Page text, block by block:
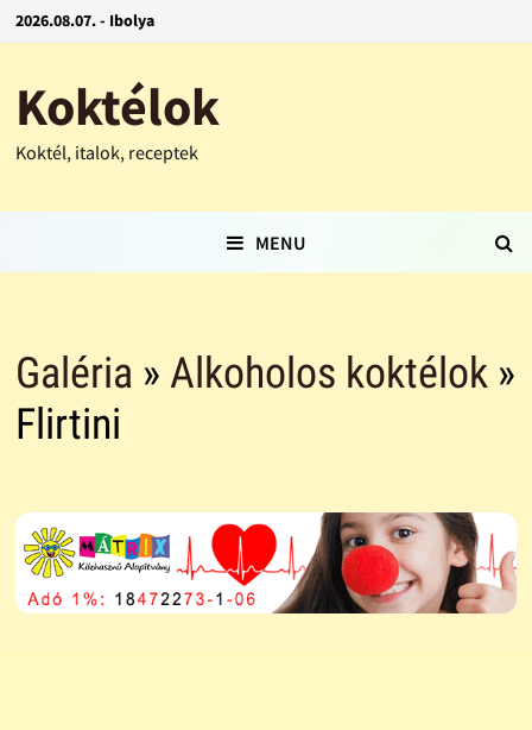
2026.08.07. - Ibolya
Koktélok
Koktél, italok, receptek
MENU
Galéria » Alkoholos koktélok»
Flirtini